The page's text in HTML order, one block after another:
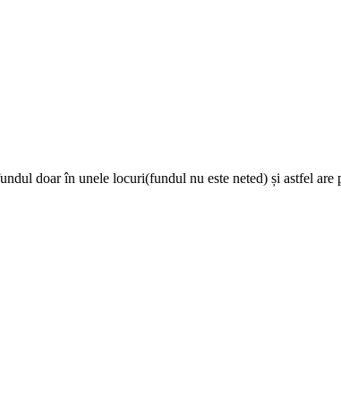
doar în unele locuri(fundul nu este neted) și astfel are